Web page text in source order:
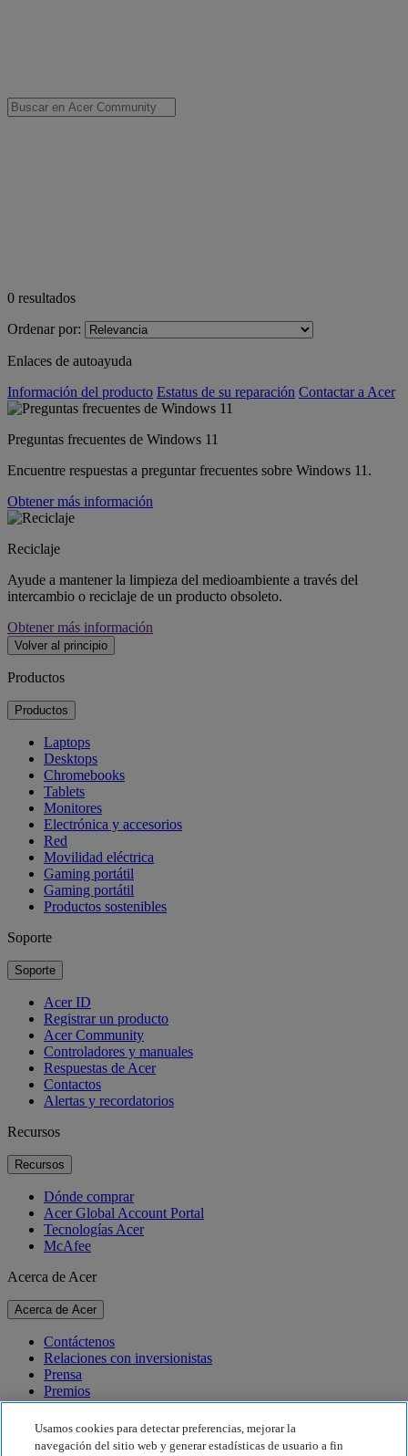
0 resultados
Ordenar por:
Enlaces de autoayuda
Información del producto Estatus de su reparación Contactar a Acer
Preguntas frecuentes de Windows 11
Encuentre respuestas a preguntar frecuentes sobre Windows 11.
Obtener más información
Reciclaje
Ayude a mantener la limpieza del medioambiente a través del
intercambio o reciclaje de un producto obsoleto.
Obtener más información
Volver al principio
Productos
Productos
Laptops
Desktops
Chromebooks
Tablets
Monitores
Electrónica y accesorios
Red
Movilidad eléctrica
Gaming portátil
Gaming portátil
Productos sostenibles
Soporte
Soporte
Acer ID
Registrar un producto
Acer Community
Controladores y manuales
Respuestas de Acer
Contactos
Alertas y recordatorios
Recursos
Recursos
Dónde comprar
Acer Global Account Portal
Tecnologías Acer
McAfee
Acerca de Acer
Acerca de Acer
Contáctenos
Relaciones con inversionistas
Prensa
Premios
Eventos
Sostenibilidad
Usamos cookies para detectar preferencias, mejorar la
navegación del sitio web y generar estadísticas de usuario a fin